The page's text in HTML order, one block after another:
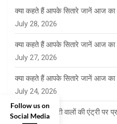
क्या कहते हैं आपके सितारे जानें आज का
July 28, 2026
क्या कहते हैं आपके सितारे जानें आज का
July 27, 2026
क्या कहते हैं आपके सितारे जानें आज का
July 24, 2026
साई पंचायत में फेरी वालों की एंट्री पर
Follow us on
Social Media